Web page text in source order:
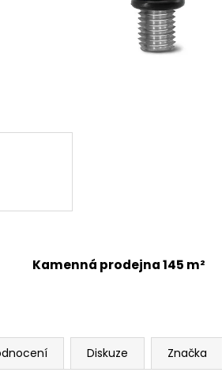
Kamenná prodejna 145 m²
Diskuze Značka